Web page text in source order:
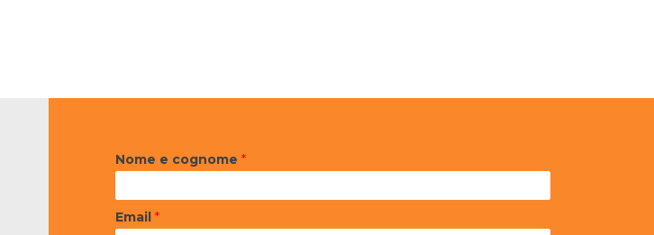
Nome e cognome *
Email *